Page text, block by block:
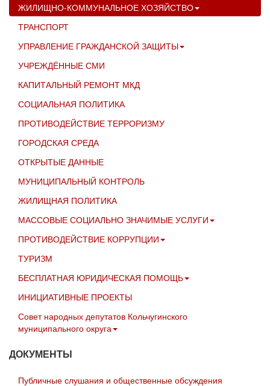
ЖИЛИЩНО-КОММУНАЛЬНОЕ ХОЗЯЙСТВО
ТРАНСПОРТ
УПРАВЛЕНИЕ ГРАЖДАНСКОЙ ЗАЩИТЫ
УЧРЕЖДЁННЫЕ СМИ
КАПИТАЛЬНЫЙ РЕМОНТ МКД
СОЦИАЛЬНАЯ ПОЛИТИКА
ПРОТИВОДЕЙСТВИЕ ТЕРРОРИЗМУ
ГОРОДСКАЯ СРЕДА
ОТКРЫТЫЕ ДАННЫЕ
МУНИЦИПАЛЬНЫЙ КОНТРОЛЬ
ЖИЛИЩНАЯ ПОЛИТИКА
МАССОВЫЕ СОЦИАЛЬНО ЗНАЧИМЫЕ УСЛУГИ
ПРОТИВОДЕЙСТВИЕ КОРРУПЦИИ
ТУРИЗМ
БЕСПЛАТНАЯ ЮРИДИЧЕСКАЯ ПОМОЩЬ
ИНИЦИАТИВНЫЕ ПРОЕКТЫ
Совет народных депутатов Кольчугинского
муниципального округа
ДОКУМЕНТЫ
Публичные слушания и общественные обсуждения